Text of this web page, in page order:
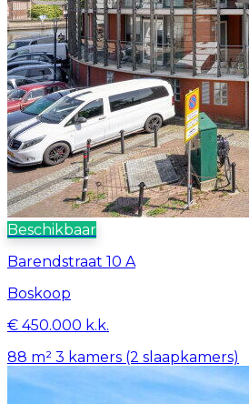
Beschikbaar
Barendstraat 10 A
Boskoop
€ 450.000 k.k.
88 m² 3 kamers (2 slaapkamers)